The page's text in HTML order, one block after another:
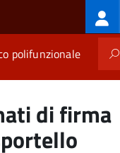
polifunzionale
di firma